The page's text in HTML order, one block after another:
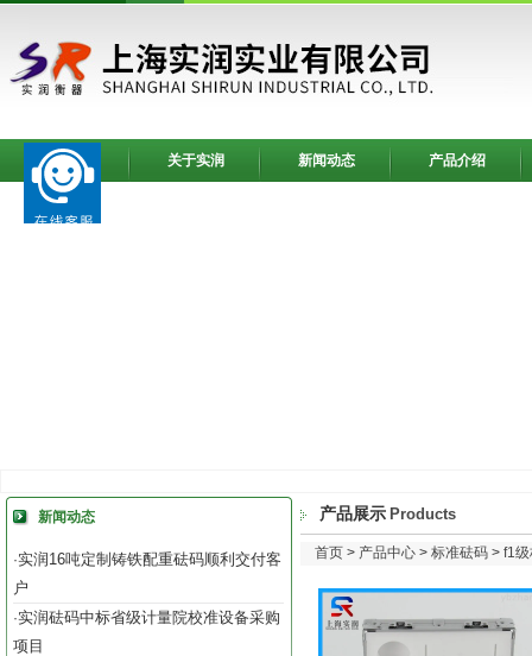
网站首页 关于实润 新闻动态 产品介绍
新闻动态
·实润16吨定制铸铁配重砝码顺利交付客
户
·实润砝码中标省级计量院校准设备采购
项目
产品展示 Products
首页 > 产品中心 > 标准砝码 > f1